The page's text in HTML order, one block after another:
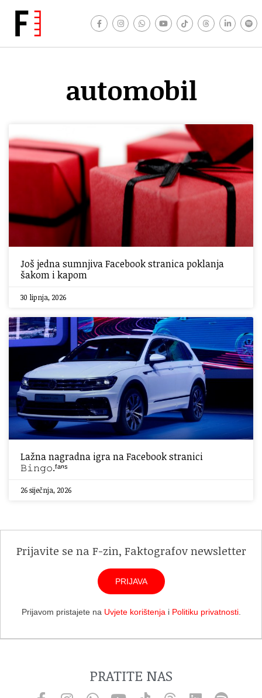
automobil
Još jedna sumnjiva Facebook stranica poklanja
šakom i kapom
30 lipnja, 2026
Lažna nagradna igra na Facebook stranici
𝙱𝚒𝚗𝚐𝚘.ᶠᵃⁿˢ
26 siječnja, 2026
Prijavite se na F-zin, Faktografov newsletter
PRIJAVA
Prijavom pristajete na Uvjete korištenja i Politiku privatnosti.
PRATITE NAS